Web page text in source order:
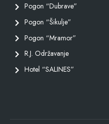
Pogon “Dubrave”
Pogon “Šikulje”
Pogon “Mramor”
R.J. Održavanje
Hotel “SALINES”